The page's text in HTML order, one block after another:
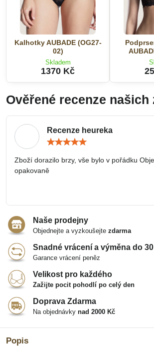
Popis
Kalhotky AUBADE (OG27-
02)
Skladem
1370 Kč
Ověřené recenze našich
Recenze heureka
5
Zboží dorazilo brzy, vše bylo v pořádku
opakovaně
Naše prodejny
Objednejte a vyzkoušejte zdarma
Snadné vrácení a výměna do
Garance vrácení peněz
Velikost pro každého
Zažijte pocit pohodlí po celý den
Doprava Zdarma
Na objednávky nad 2000 Kč